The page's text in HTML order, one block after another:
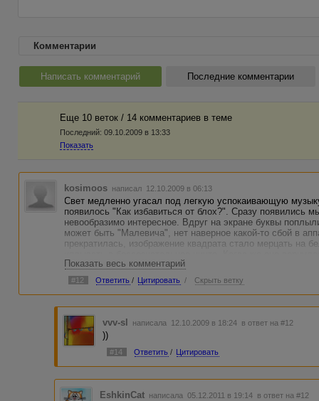
Комментарии
Написать комментарий Последние комментарии
Еще 10 веток / 14 комментариев в темe
Последний: 09.10.2009 в 13:33
Показать
kosimoos написал 12.10.2009 в 06:13
Свет медленно угасал под легкую успокаивающую
появилось "Как избавиться от блох?". Сразу появились
невообразимо интересное. Вдруг на экране буквы
может быть "Малевича", нет наверное какой-то сбой в
прекратилась, изображение квадрата стало мерцать на
успокаивающая музыка, а на экране мелькали
краем глаза можно было заметить, что в промежутке
маленькими буквами. В теле ощущалось легкость и
даже насчёт этого «за» или «против», просто пустота...
За пробы пера зачёт, за Ваше эссе "-"
Показать весь комментарий
#12 Ответить / Цитировать / Скрыть ветку
vvv-sl написала 12.10.2009 в 18:24 в ответ на #12
))
#14 Ответить / Цитировать
EshkinCat написала 05.12.2011 в 19:14 в ответ на #12